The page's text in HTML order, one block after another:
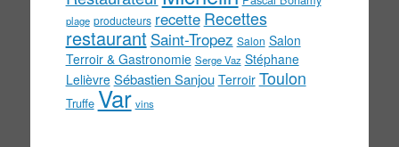
plage producteurs recette Recettes
restaurant Saint-Tropez Salon Salon
Terroir & Gastronomie Serge Vaz Stéphane
Lelièvre Sébastien Sanjou Terroir Toulon
Truffe Var vins